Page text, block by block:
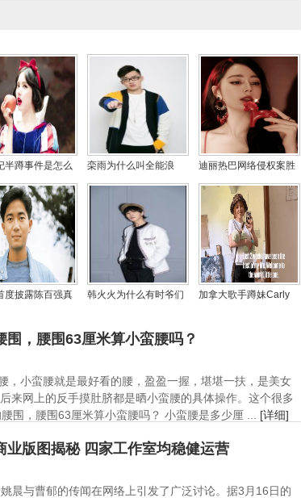
半蹲事件是怎么
她为什么一直不
栾雨为什么叫全能浪
子、栾怼怼，栾雨徐萌
是什么关系
迪丽热巴网络侵权案胜
诉 获公开道歉及2050元
度披露陈百强真
揭秘90年代乐坛
韩火火为什么有时爷们
吗？
加拿大歌手蹲妹Carly
，腰围63厘米算小蛮腰吗？
，小蛮腰就是最好看的腰，盈盈一握，堪堪一扶，是美女
来网上的反手摸肚脐都是晒小蛮腰的具体操作。这个很多
围，腰围63厘米算小蛮腰吗？ 小蛮腰是多少厘 ... [详细]
业版图揭秘 四家工作室均稳健运营
晨与曹郁的传闻在网络上引发了广泛讨论。据3月16日的